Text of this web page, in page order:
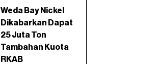
Weda Bay Nickel
Dikabarkan Dapat
25 Juta Ton
Tambahan Kuota
RKAB